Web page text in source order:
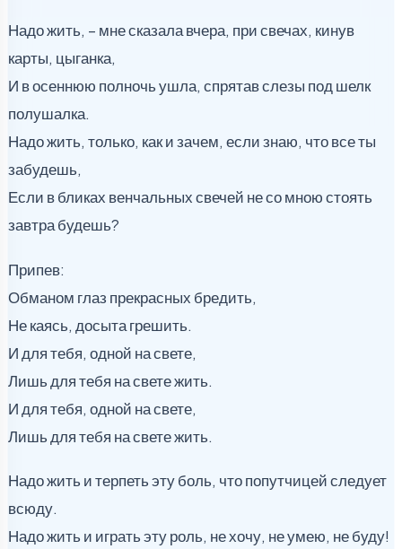
Надо жить, – мне сказала вчера, при свечах, кинув
карты, цыганка,
И в осеннюю полночь ушла, спрятав слезы под шелк
полушалка.
Надо жить, только, как и зачем, если знаю, что все ты
забудешь,
Если в бликах венчальных свечей не со мною стоять
завтра будешь?
Припев:
Обманом глаз прекрасных бредить,
Не каясь, досыта грешить.
И для тебя, одной на свете,
Лишь для тебя на свете жить.
И для тебя, одной на свете,
Лишь для тебя на свете жить.
Надо жить и терпеть эту боль, что попутчицей следует
всюду.
Надо жить и играть эту роль, не хочу, не умею, не буду!